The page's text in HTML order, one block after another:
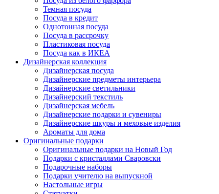
Темная посуда
Посуда в кредит
Однотонная посуда
Посуда в рассрочку
Пластиковая посуда
Посуда как в ИКЕА
Дизайнерская коллекция
Дизайнерская посуда
Дизайнерские предметы интерьера
Дизайнерские светильники
Дизайнерский текстиль
Дизайнерская мебель
Дизайнерские подарки и сувениры
Дизайнерские шкуры и меховые изделия
Ароматы для дома
Оригинальные подарки
Оригинальные подарки на Новый Год
Подарки с кристаллами Сваровски
Подарочные наборы
Подарки учителю на выпускной
Настольные игры